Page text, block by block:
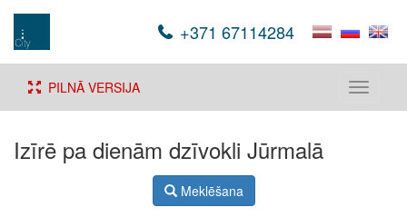
+371 67114284
Toggle
PILNĀ VERSIJA
Izīrē pa dienām dzīvokli Jūrmalā
Meklēšana